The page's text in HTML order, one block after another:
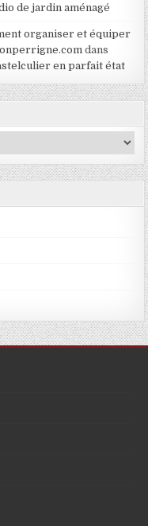
de jardin aménagé
organiser et équiper
dans
en parfait état